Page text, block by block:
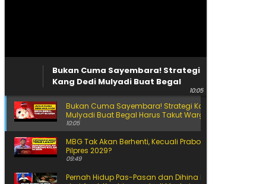
Bukan Cuma Sayembara! Strategi
Kang Dedi Mulyadi Buat Begal
10:05
Bukan Cuma Sayembara! Strategi Kang Dedi
Mulyadi Buat Begal Harus Takut Warga
10:05
MBG Tak Akan Berhenti, Kecuali Prabowo Kalah di
Pilpres 2029?
09:49
Pernah Hidup Pas-Pasan dan Dihina Ini Jalan Amran